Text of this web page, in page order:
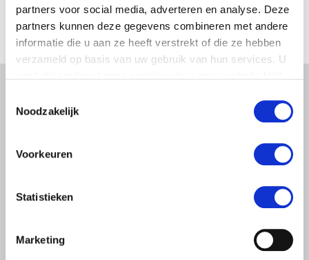
partners voor social media, adverteren en analyse. Deze
partners kunnen deze gegevens combineren met andere
informatie die u aan ze heeft verstrekt of die ze hebben
verzameld op basis van uw gebruik van hun services. U
Noodzakelijk
Voorkeuren
Statistieken
Marketing
Gerelateerd nieuws